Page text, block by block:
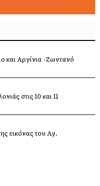
και Αργίνια -Ζωντανό
στις 10 και 11
εικόνας του Αγ.